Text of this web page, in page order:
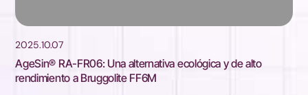
2025.10.07
AgeSin® RA-FR06: Una alternativa ecológica y de alto
rendimiento a Bruggolite FF6M